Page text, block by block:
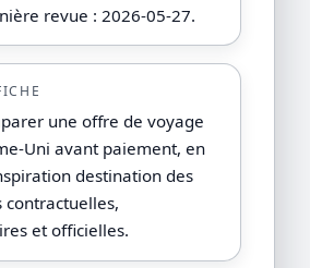
revue : 2026-05-27.
une offre de voyage
Uni avant paiement, en
destination des
et officielles.